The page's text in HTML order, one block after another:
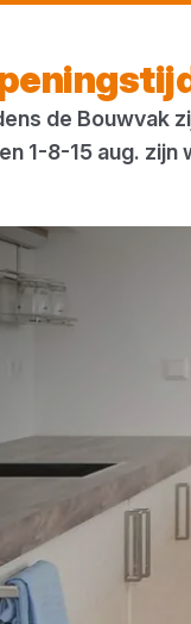
ActiesMerken Blogs
de Bouwvak
1-8-15 aug. zijn